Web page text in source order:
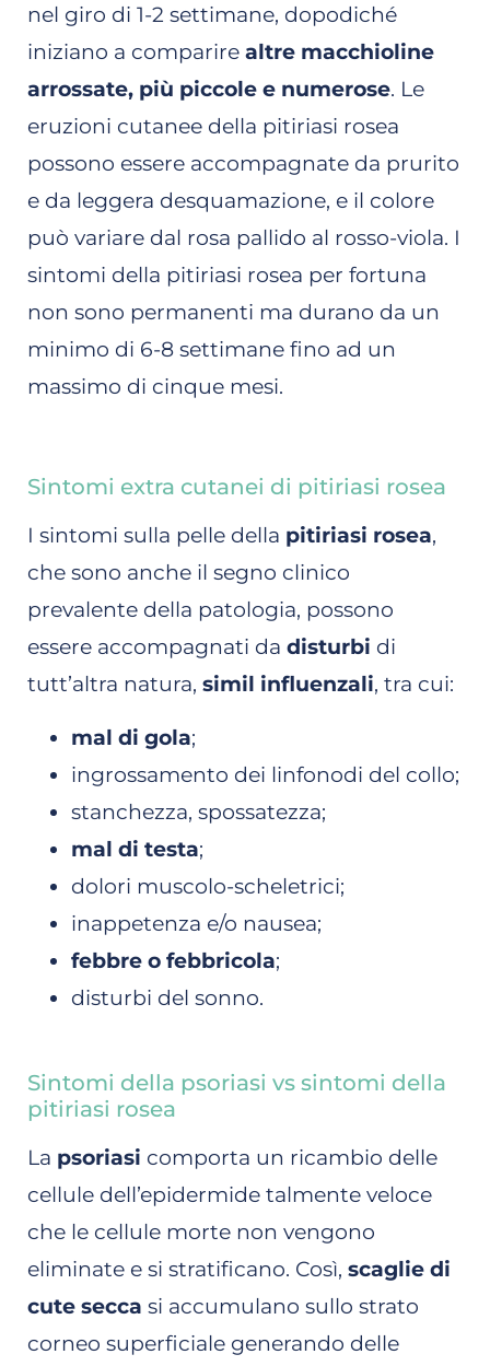
nel giro di 1-2 settimane, dopodiché
iniziano a comparire altre macchioline
arrossate, più piccole e numerose. Le
eruzioni cutanee della pitiriasi rosea
possono essere accompagnate da prurito
e da leggera desquamazione, e il colore
può variare dal rosa pallido al rosso-viola. I
sintomi della pitiriasi rosea per fortuna
non sono permanenti ma durano da un
minimo di 6-8 settimane fino ad un
massimo di cinque mesi.
Sintomi extra cutanei di pitiriasi rosea
I sintomi sulla pelle della pitiriasi rosea,
che sono anche il segno clinico
prevalente della patologia, possono
essere accompagnati da disturbi di
tutt’altra natura, simil influenzali, tra cui:
mal di gola;
ingrossamento dei linfonodi del collo;
stanchezza, spossatezza;
mal di testa;
dolori muscolo-scheletrici;
inappetenza e/o nausea;
febbre o febbricola;
disturbi del sonno.
Sintomi della psoriasi vs sintomi della
pitiriasi rosea
La psoriasi comporta un ricambio delle
cellule dell’epidermide talmente veloce
che le cellule morte non vengono
eliminate e si stratificano. Così, scaglie di
cute secca si accumulano sullo strato
corneo superficiale generando delle